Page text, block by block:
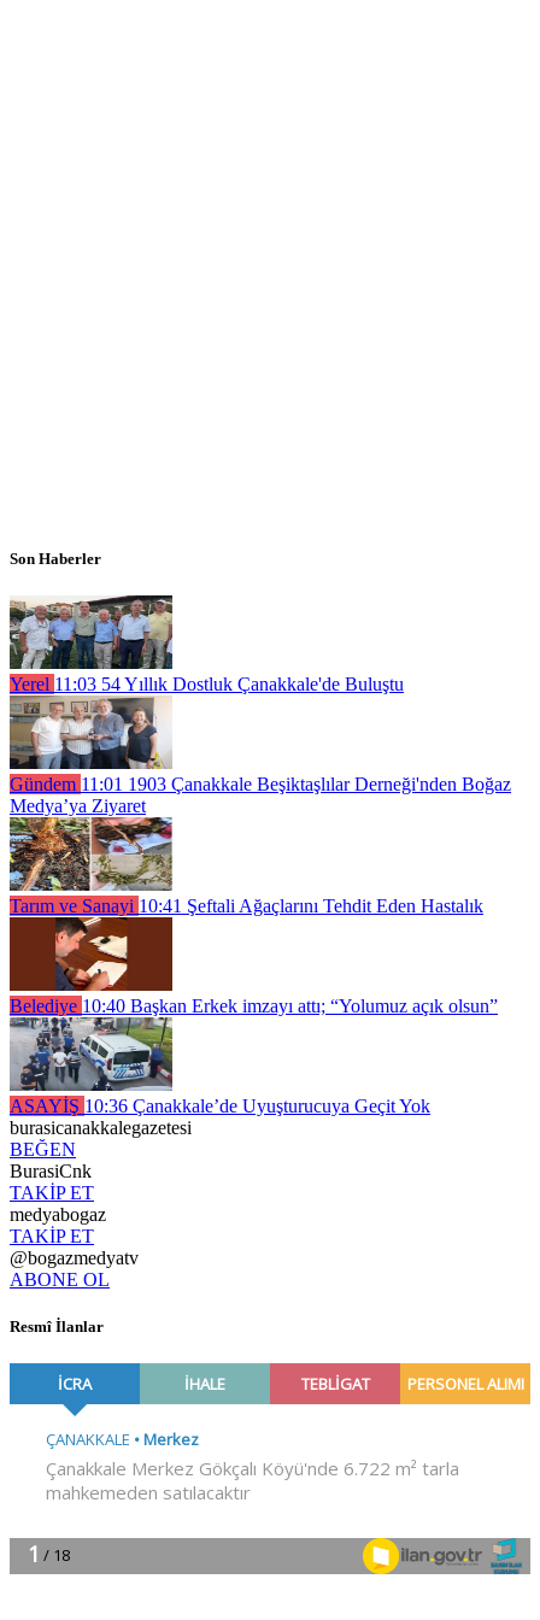
Son Haberler
Yerel 11:03 54 Yıllık Dostluk Çanakkale'de Buluştu
Gündem 11:01 1903 Çanakkale Beşiktaşlılar Derneği'nden Boğaz
Medya’ya Ziyaret
Tarım ve Sanayi 10:41 Şeftali Ağaçlarını Tehdit Eden Hastalık
Belediye 10:40 Başkan Erkek imzayı attı; “Yolumuz açık olsun”
ASAYİŞ 10:36 Çanakkale’de Uyuşturucuya Geçit Yok
burasicanakkalegazetesi
BEĞEN
BurasiCnk
TAKİP ET
medyabogaz
TAKİP ET
@bogazmedyatv
ABONE OL
Resmî İlanlar